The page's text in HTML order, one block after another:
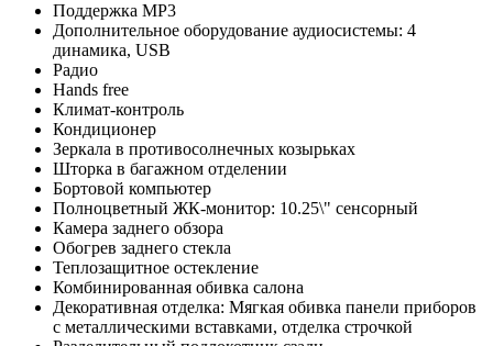
Поддержка MP3
Дополнительное оборудование аудиосистемы: 4
динамика, USB
Радио
Hands free
Климат-контроль
Кондиционер
Зеркала в противосолнечных козырьках
Шторка в багажном отделении
Бортовой компьютер
Полноцветный ЖК-монитор: 10.25\" сенсорный
Камера заднего обзора
Обогрев заднего стекла
Теплозащитное остекление
Комбинированная обивка салона
Декоративная отделка: Мягкая обивка панели приборов
с металлическими вставками, отделка строчкой